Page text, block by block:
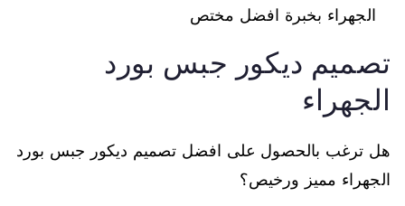
الجهراء بخبرة افضل مختص
تصميم ديكور جبس بورد
الجهراء
هل ترغب بالحصول على افضل تصميم ديكور جبس بورد
الجهراء مميز ورخيص؟